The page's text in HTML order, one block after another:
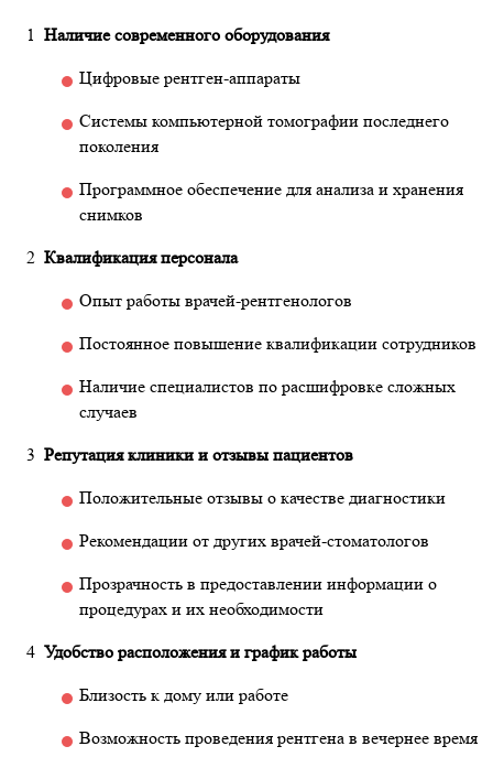
Наличие современного оборудования
Цифровые рентген-аппараты
Системы компьютерной томографии последнего
поколения
Программное обеспечение для анализа и хранения
снимков
Квалификация персонала
Опыт работы врачей-рентгенологов
Постоянное повышение квалификации сотрудников
Наличие специалистов по расшифровке сложных
случаев
Репутация клиники и отзывы пациентов
Положительные отзывы о качестве диагностики
Рекомендации от других врачей-стоматологов
Прозрачность в предоставлении информации о
процедурах и их необходимости
Удобство расположения и график работы
Близость к дому или работе
Возможность проведения рентгена в вечернее время